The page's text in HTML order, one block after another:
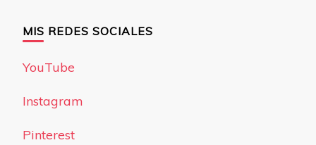
MIS REDES SOCIALES
YouTube
Instagram
Pinterest